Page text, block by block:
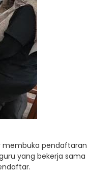
membuka pendaftaran
yang bekerja sama